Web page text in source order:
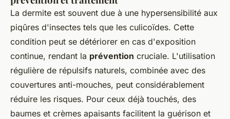
La dermite est souvent due à une hypersensibilité aux
piqûres d'insectes tels que les culicoïdes. Cette
condition peut se détériorer en cas d'exposition
continue, rendant la prévention cruciale. L'utilisation
régulière de répulsifs naturels, combinée avec des
couvertures anti-mouches, peut considérablement
réduire les risques. Pour ceux déjà touchés, des
baumes et crèmes apaisants facilitent la guérison et